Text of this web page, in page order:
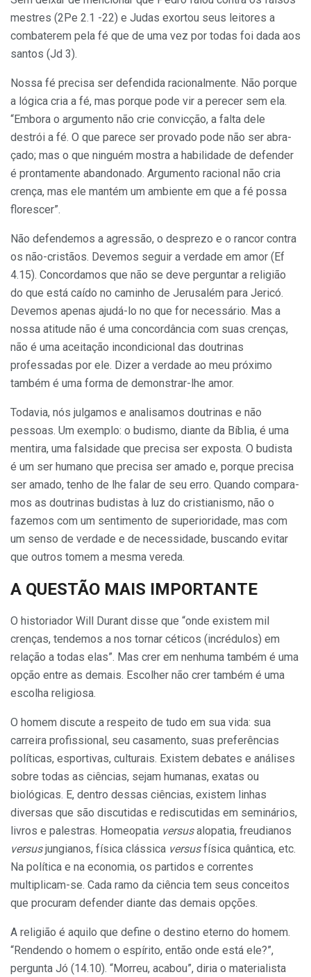
mestres (2Pe 2.1 -22) e Judas exortou seus leitores a
combaterem pela fé que de uma vez por todas foi dada aos
santos (Jd 3).
Nossa fé precisa ser defendida raci­onalmente. Não porque
a lógica cria a fé, mas porque pode vir a perecer sem ela.
“Embora o argumento não crie con­vicção, a falta dele
destrói a fé. O que parece ser provado pode não ser abra­
çado; mas o que ninguém mostra a ha­bilidade de defender
é prontamente abandonado. Argumento racional não cria
crença, mas ele mantém um ambi­ente em que a fé possa
florescer”.
Não defendemos a agressão, o des­prezo e o rancor contra
os não-cristãos. Devemos seguir a verdade em amor (Ef
4.15). Concordamos que não se deve perguntar a religião
do que está caído no caminho de Jerusalém para Jericó.
Devemos apenas ajudá-lo no que for necessário. Mas a
nossa atitude não é uma concordância com suas crenças,
não é uma aceitação incondicional das doutrinas
professadas por ele. Dizer a verdade ao meu próximo
também é uma forma de demonstrar-lhe amor.
Todavia, nós julgamos e analisa­mos doutrinas e não
pessoas. Um exemplo: o budismo, diante da Bíblia, é uma
mentira, uma falsidade que pre­cisa ser exposta. O budista
é um ser humano que precisa ser amado e, por­que precisa
ser amado, tenho de lhe falar de seu erro. Quando compara­
mos as doutrinas budistas à luz do cris­tianismo, não o
fazemos com um sentimento de superioridade, mas com
um senso de verdade e de necessidade, buscando evitar
que outros tomem a mesma vereda.
A QUESTÃO MAIS IMPORTANTE
O historiador Will Durant disse que “onde existem mil
crenças, tendemos a nos tornar céticos (incrédulos) em
rela­ção a todas elas”. Mas crer em nenhu­ma também é uma
opção entre as de­mais. Escolher não crer também é uma
escolha religiosa.
O homem discute a respeito de tudo em sua vida: sua
carreira profissional, seu casamento, suas preferências
polí­ticas, esportivas, culturais. Existem de­bates e análises
sobre todas as ciências, sejam humanas, exatas ou
biológicas. E, dentro dessas ciências, existem linhas
diversas que são discutidas e rediscutidas em seminários,
livros e pa­lestras. Homeopatia versusalopatia, freudianos
versusjungianos, física clás­sica versusfísica quântica, etc.
Na política e na economia, os partidos e cor­rentes
multiplicam-se. Cada ramo da ci­ência tem seus conceitos
que procuram defender diante das demais opções.
A religião é aquilo que define o destino eterno do homem.
“Rendendo o homem o espírito, então onde está ele?”,
pergunta Jó (14.10). “Morreu, acabou”, diria o ma­terialista